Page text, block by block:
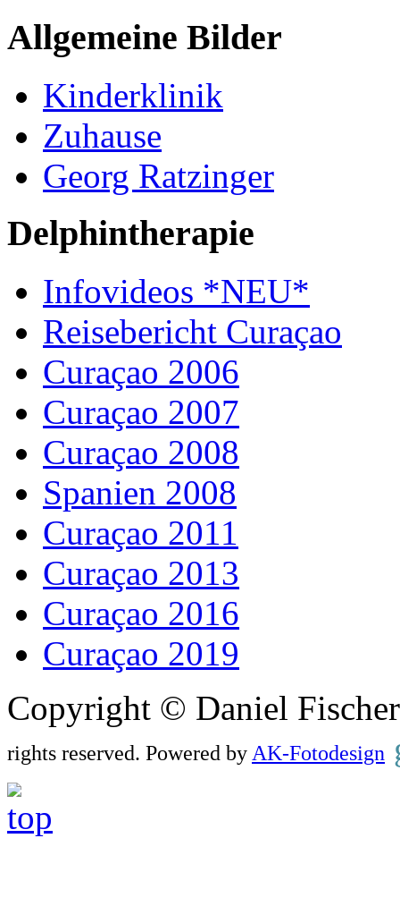
Allgemeine Bilder
Kinderklinik
Zuhause
Georg Ratzinger
Delphintherapie
Infovideos *NEU*
Reisebericht Curaçao
Curaçao 2006
Curaçao 2007
Curaçao 2008
Spanien 2008
Curaçao 2011
Curaçao 2013
Curaçao 2016
Curaçao 2019
Copyright © Daniel
rights reserved. Powered by AK-Fotodesign